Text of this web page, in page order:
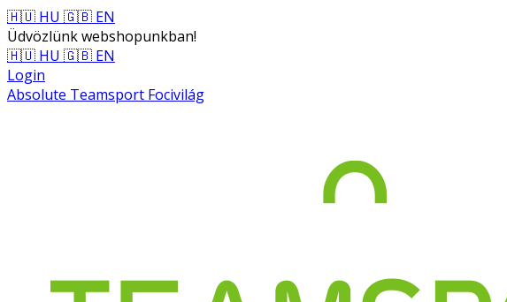
🇭🇺 HU 🇬🇧 EN
Üdvözlünk webshopunkban!
🇭🇺 HU 🇬🇧 EN
Login
Absolute Teamsport Focivilág